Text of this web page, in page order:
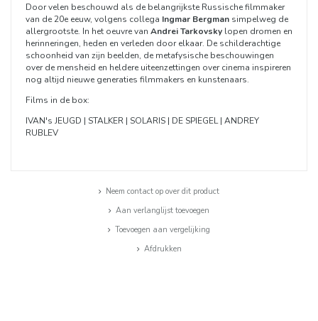
Door velen beschouwd als de belangrijkste Russische filmmaker
van de 20e eeuw, volgens collega Ingmar Bergman simpelweg de
allergrootste. In het oeuvre van Andrei Tarkovsky lopen dromen en
herinneringen, heden en verleden door elkaar. De schilderachtige
schoonheid van zijn beelden, de metafysische beschouwingen
over de mensheid en heldere uiteenzettingen over cinema inspireren
nog altijd nieuwe generaties filmmakers en kunstenaars.
Films in de box:
IVAN's JEUGD | STALKER | SOLARIS | DE SPIEGEL | ANDREY
RUBLEV
Neem contact op over dit product
Aan verlanglijst toevoegen
Toevoegen aan vergelijking
Afdrukken